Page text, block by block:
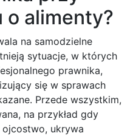
o alimenty?
na samodzielne
sytuacje, w których
prawnika,
się w sprawach
Przede wszystkim,
na przykład gdy
ukrywa